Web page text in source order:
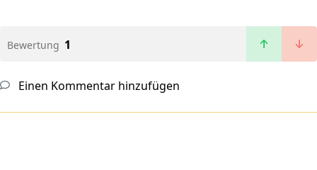
Bewertung 1
Einen Kommentar hinzufügen